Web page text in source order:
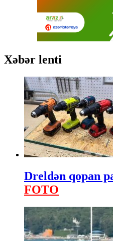
Xəbər lenti
Dreldən qopan
FOTO